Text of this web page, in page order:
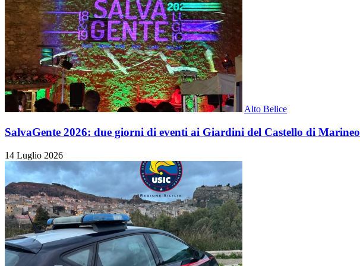
Alto Belice
SalvaGente 2026: due giorni di eventi ai Giardini del Castello di Marineo
14 Luglio 2026